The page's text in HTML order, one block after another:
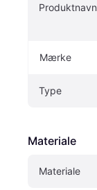
Produktnavn
Mærke
Type
Materiale
Materiale